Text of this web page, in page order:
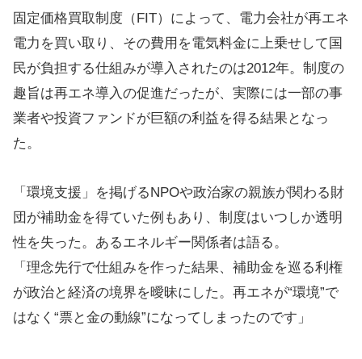
固定価格買取制度（FIT）によって、電力会社が再エネ
電力を買い取り、その費用を電気料金に上乗せして国
民が負担する仕組みが導入されたのは2012年。制度の
趣旨は再エネ導入の促進だったが、実際には一部の事
業者や投資ファンドが巨額の利益を得る結果となっ
た。
「環境支援」を掲げるNPOや政治家の親族が関わる財
団が補助金を得ていた例もあり、制度はいつしか透明
性を失った。あるエネルギー関係者は語る。
「理念先行で仕組みを作った結果、補助金を巡る利権
が政治と経済の境界を曖昧にした。再エネが“環境”で
はなく“票と金の動線”になってしまったのです」